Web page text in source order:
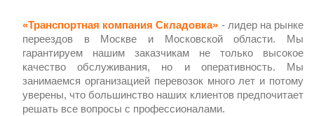
«Транспортная компания Складовка» - лидер на рынке
переездов в Москве и Московской области. Мы
гарантируем нашим заказчикам не только высокое
качество обслуживания, но и оперативность. Мы
занимаемся организацией перевозок много лет и потому
уверены, что большинство наших клиентов предпочитает
решать все вопросы с профессионалами.